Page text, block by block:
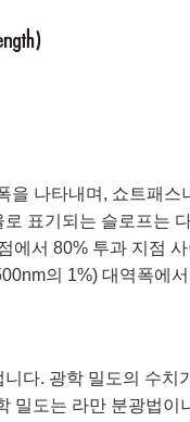
을 나타내며, 쇼트패스
표기되는 슬로프는
에서 80% 투과 지점
의 1%) 대역폭에
다. 광학 밀도의 수치
밀도는 라만 분광법이